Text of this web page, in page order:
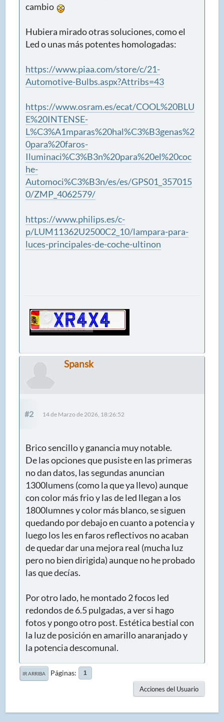
cambio
Hubiera mirado otras soluciones, como el
Led o unas más potentes homologadas:
https://www.piaa.com/store/c/21-
Automotive-Bulbs.aspx?Attribs=43
https://www.osram.es/ecat/COOL%20BLU
E%20INTENSE-
L%C3%A1mparas%20hal%C3%B3genas%2
0para%20faros-
Iluminaci%C3%B3n%20para%20el%20coc
he-
Automoci%C3%B3n/es/es/GPS01_357015
0/ZMP_4062579/
https://www.philips.es/c-
p/LUM11362U2500C2_10/lampara-para-
luces-principales-de-coche-ultinon
Spansk
#2 14 de Marzo de 2026, 18:26:52
Brico sencillo y ganancia muy notable.
De las opciones que pusiste en las primeras
no dan datos, las segundas anuncian
1300lumens (como la que ya llevo) aunque
con color más frio y las de led llegan a los
1800lumnes y color más blanco, se siguen
quedando por debajo en cuanto a potencia y
luego los les en faros reflectivos no acaban
de quedar dar una mejora real (mucha luz
pero no bien dirigida) aunque no he probado
las que decías.
Por otro lado, he montado 2 focos led
redondos de 6.5 pulgadas, a ver si hago
fotos y pongo otro post. Estética bestial con
la luz de posición en amarillo anaranjado y
la potencia descomunal.
IR ARRIBA Páginas 1
Acciones del Usuario